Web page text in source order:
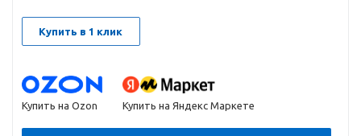
Купить в 1 клик
Купить на Ozon Купить на Яндекс Маркете